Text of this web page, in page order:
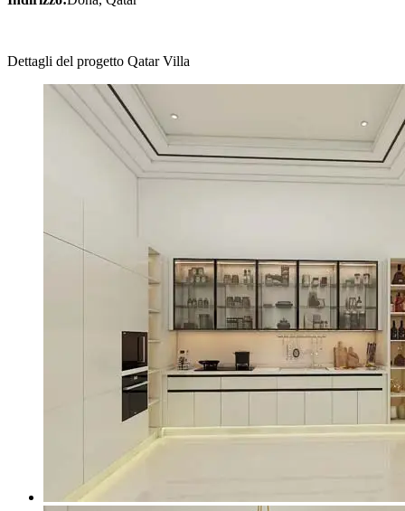
Dettagli del progetto Qatar Villa